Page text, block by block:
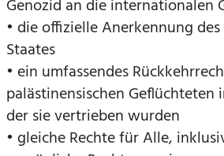
Genozid an die internationalen
• die offizielle Anerkennung
Staates
• ein umfassendes
palästinensischen Geflüchteten
der sie vertrieben wurden
• gleiche Rechte für Alle,